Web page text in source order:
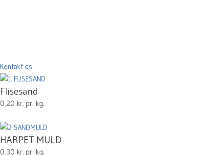
Kontakt os
Flisesand
0,20 kr. pr. kg.
HARPET MULD
0,30 kr. pr. kg.